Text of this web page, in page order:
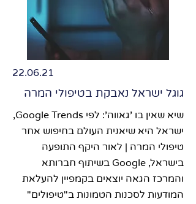
22.06.21
גוגל ישראל נאבקת בטיפולי המרה
שיא שאין בו 'גאווה': לפי Google Trends,
ישראל היא שיאנית העולם בחיפוש אחר
טיפולי המרה | לאור היקף התופעה
בישראל, Google בשיתוף חברותא
והמרכז הגאה יוצאים בקמפיין להעלאת
המודעות לסכנות הטמונות ב"טיפולים"